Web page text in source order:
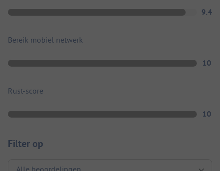
9.4
Bereik mobiel netwerk
10
Rust-score
10
Filter op